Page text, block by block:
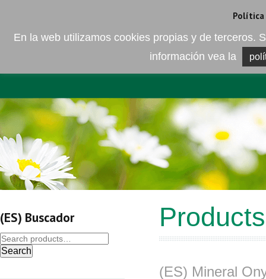
EMPRESA ELEMENTO DEL
Products
(ES) Mineral
(ES) Buscador
Search
Política
En la web utilizamos cookies propias y de terceros.
información vea la